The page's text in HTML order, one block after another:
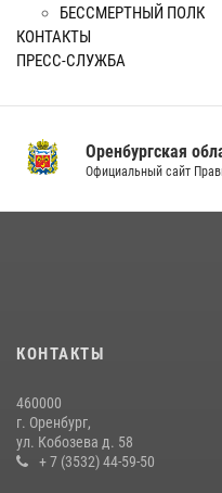
БЕССМЕРТНЫЙ ПОЛК
КОНТАКТЫ
ПРЕСС-СЛУЖБА
Оренбургская
Официальный сайт
КОНТАКТЫ
460000
г. Оренбург,
ул. Кобозева д. 58
+ 7 (3532) 44-59-50